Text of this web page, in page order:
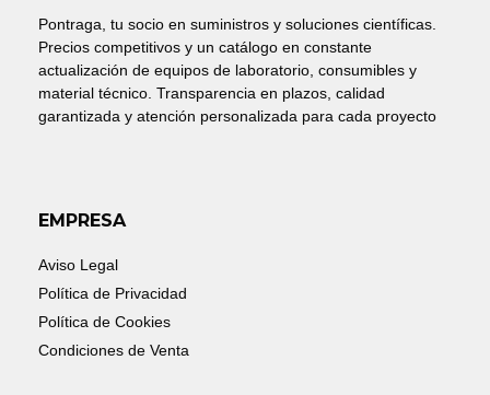
Pontraga, tu socio en suministros y soluciones científicas.
Precios competitivos y un catálogo en constante
actualización de equipos de laboratorio, consumibles y
material técnico. Transparencia en plazos, calidad
garantizada y atención personalizada para cada proyecto
EMPRESA
Aviso Legal
Política de Privacidad
Política de Cookies
Condiciones de Venta